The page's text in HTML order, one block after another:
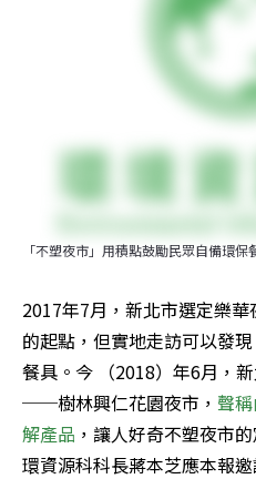
「不塑夜市」用積點鼓勵民眾自備環
2017年7月，新北市選定樂華
的起點，但實地走訪可以發
餐具。今 （2018）年6月，
──樹林興仁花園夜市， 聲
解產品 ，讓人好奇不塑夜市
環資源科科長蔣本芝應本報